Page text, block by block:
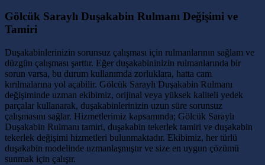
Gölcük Saraylı Duşakabin Rulmanı Değişimi ve
Tamiri
Duşakabinlerinizin sorunsuz çalışması için rulmanlarının sağlam ve
düzgün çalışması şarttır. Eğer duşakabininizin rulmanlarında bir
sorun varsa, bu durum kullanımda zorluklara, hatta cam
kırılmalarına yol açabilir. Gölcük Saraylı Duşakabin Rulmanı
değişiminde uzman ekibimiz, orijinal veya yüksek kaliteli yedek
parçalar kullanarak, duşakabinlerinizin uzun süre sorunsuz
çalışmasını sağlar. Hizmetlerimiz kapsamında; Gölcük Saraylı
Duşakabin Rulmanı tamiri, duşakabin tekerlek tamiri ve duşakabin
tekerlek değişimi hizmetleri bulunmaktadır. Ekibimiz, her türlü
duşakabin modelinde uzmanlaşmıştır ve size en uygun çözümü
sunmak için çalışır.